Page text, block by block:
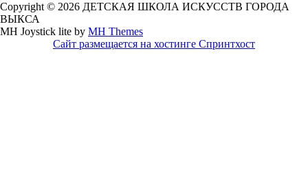
Copyright © 2026 ДЕТСКАЯ ШКОЛА ИСКУССТВ ГОРОДА
ВЫКСА
MH Joystick lite by MH Themes
Сайт размещается на хостинге Спринтхост